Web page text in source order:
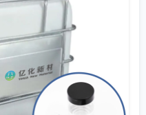
хороший
там, а потом делают
создаёт сложную